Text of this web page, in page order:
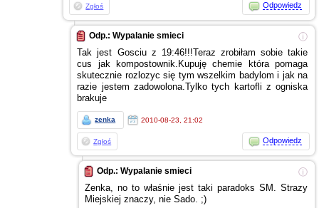
Zgłoś Odpowiedz
ⓘ
Odp.: Wypalanie smieci
Tak jest Gosciu z 19:46!!!Teraz zrobiłam sobie takie
cus jak kompostownik.Kupuję chemie która pomaga
skutecznie rozlozyc się tym wszelkim badylomi jakna
razie jestem zadowolona.Tylko tych kartofli z ogniska
brakuje
zenka 2010-08-23, 21:02
Zgłoś Odpowiedz
ⓘ
Odp.: Wypalanie smieci
Zenka, no to właśnie jest taki paradoks SM. Strazy
Miejskiej znaczy, nie Sado. ;)